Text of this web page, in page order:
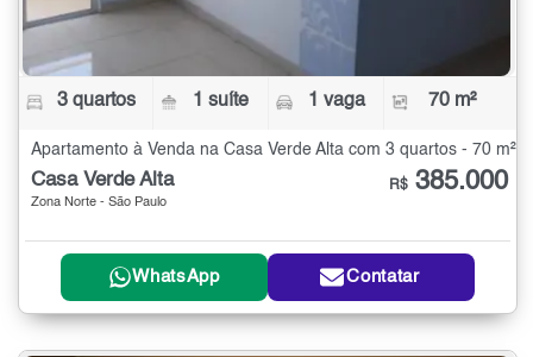
3 quartos 1 suíte 1 vaga 70 m²
Apartamento à Venda na Casa Verde Alta com 3 quartos - 70 m²
Casa Verde Alta
Zona Norte - São Paulo
R$ 385.000
WhatsApp Contatar